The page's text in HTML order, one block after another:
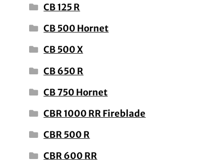
CB 125 R
CB 500 Hornet
CB 500 X
CB 650 R
CB 750 Hornet
CBR 1000 RR Fireblade
CBR 500 R
CBR 600 RR